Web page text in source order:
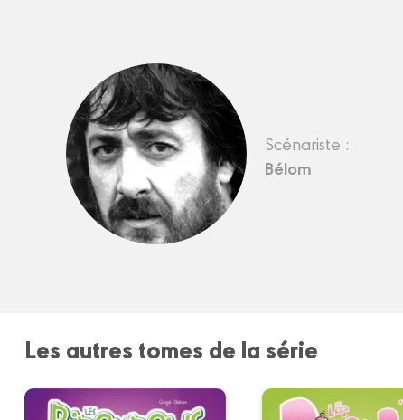
Scénariste :
Bélom
Les autres tomes de la série